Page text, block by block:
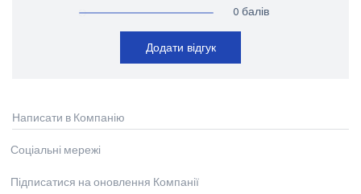
0 балів
Додати відгук
Написати в Компанію
Соціальні мережі
Підписатися на оновлення Компанії